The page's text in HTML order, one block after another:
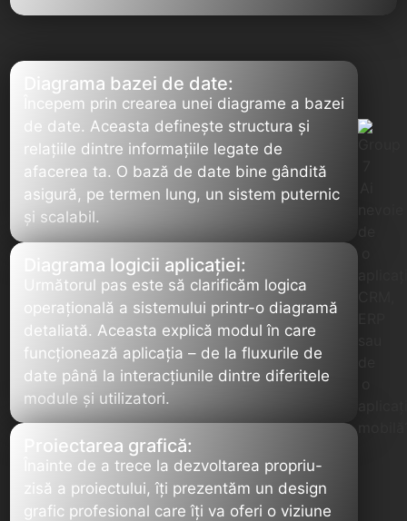
Diagrama bazei de date:
Începem prin crearea unei diagrame a bazei
de date. Aceasta definește structura și
relațiile dintre informațiile legate de
afacerea ta. O bază de date bine gândită
asigură, pe termen lung, un sistem puternic
și scalabil.
Diagrama logicii aplicației:
Următorul pas este să clarificăm logica
operațională a sistemului printr-o diagramă
detaliată. Aceasta explică modul în care
funcționează aplicația – de la fluxurile de
date până la interacțiunile dintre diferitele
module și utilizatori.
Proiectarea grafică:
Înainte de a trece la dezvoltarea propriu-
zisă a proiectului, îți prezentăm un design
grafic profesional care îți va oferi o viziune